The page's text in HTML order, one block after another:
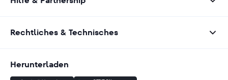
Rechtliches & Technisches
Herunterladen